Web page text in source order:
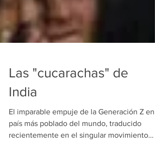
Las "cucarachas" de
India
El imparable empuje de la Generación Z en